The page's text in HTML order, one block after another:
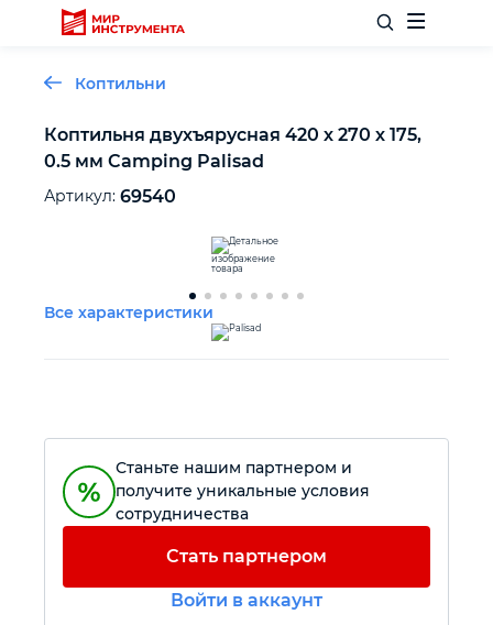
Отделочный инструмент
Столярный инструмент
Силовое оборудование
Крепежный инструмент
Коптильни
Коптильня двухъярусная 420 х 270 х 175,
0.5 мм Camping Palisad
Артикул: 69540
Все характеристики
Станьте нашим партнером и
получите уникальные условия
сотрудничества
Стать партнером
Войти в аккаунт